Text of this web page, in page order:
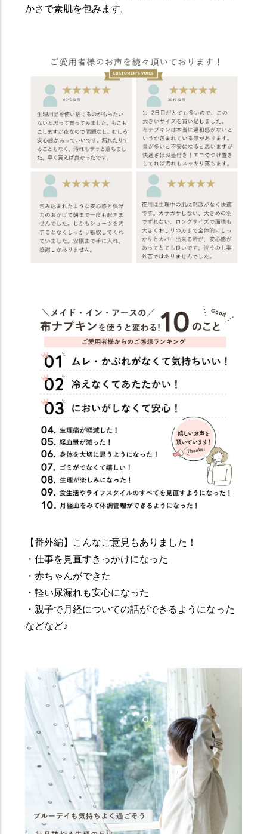
かさで素肌を包みます。
【番外編】こんなご意見もありました！
・仕事を見直すきっかけになった
・赤ちゃんができた
・軽い尿漏れも安心になった
・親子で月経についての話ができるようになった
などなど♪